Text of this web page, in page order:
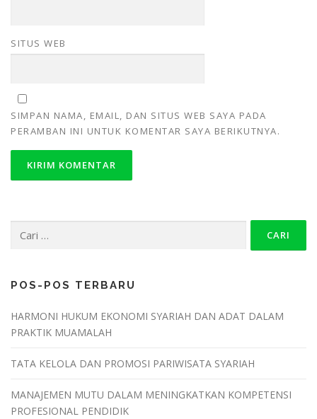
SITUS WEB
SIMPAN NAMA, EMAIL, DAN SITUS WEB SAYA PADA
PERAMBAN INI UNTUK KOMENTAR SAYA BERIKUTNYA.
POS-POS TERBARU
HARMONI HUKUM EKONOMI SYARIAH DAN ADAT DALAM
PRAKTIK MUAMALAH
TATA KELOLA DAN PROMOSI PARIWISATA SYARIAH
MANAJEMEN MUTU DALAM MENINGKATKAN KOMPETENSI
PROFESIONAL PENDIDIK